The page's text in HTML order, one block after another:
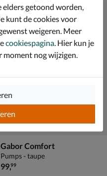
Gabor Comfort
Pumps - taupe
€ 99,99
99,99
getoond worden,
kunt de cookies voor
weigeren. Meer
cookiespagina . Hier kun je
nog wijzigen.